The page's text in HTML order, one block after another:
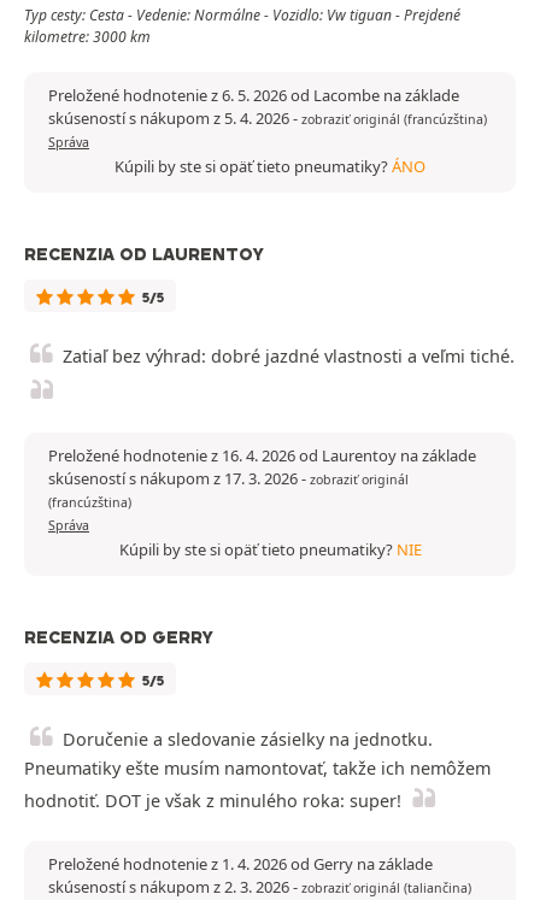
Typ cesty: Cesta - Vedenie: Normálne - Vozidlo: Vw tiguan - Prejdené
kilometre: 3000 km
Preložené hodnotenie z 6. 5. 2026 od Lacombe na základe
skúseností s nákupom z 5. 4. 2026- zobraziť originál (francúzština)
Správa
Kúpili by ste si opäť tieto pneumatiky?ÁNO
RECENZIA OD LAURENTOY
5/5
Zatiaľ bez výhrad: dobré jazdné vlastnosti a veľmi tiché.
Preložené hodnotenie z 16. 4. 2026 od Laurentoy na základe
skúseností s nákupom z 17. 3. 2026- zobraziť originál
(francúzština)
Správa
Kúpili by ste si opäť tieto pneumatiky? NIE
RECENZIA OD GERRY
5/5
Doručenie a sledovanie zásielky na jednotku.
Pneumatiky ešte musím namontovať, takže ich nemôžem
hodnotiť. DOT je však z minulého roka: super!
Preložené hodnotenie z 1. 4. 2026 od Gerry na základe
skúseností s nákupom z 2. 3. 2026- zobraziť originál (taliančina)